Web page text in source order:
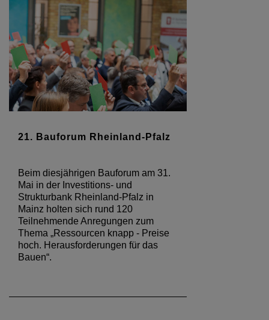
21. Bauforum Rheinland-Pfalz
Beim diesjährigen Bauforum am 31.
Mai in der Investitions- und
Strukturbank Rheinland-Pfalz in
Mainz holten sich rund 120
Teilnehmende Anregungen zum
Thema „Ressourcen knapp - Preise
hoch. Herausforderungen für das
Bauen“.